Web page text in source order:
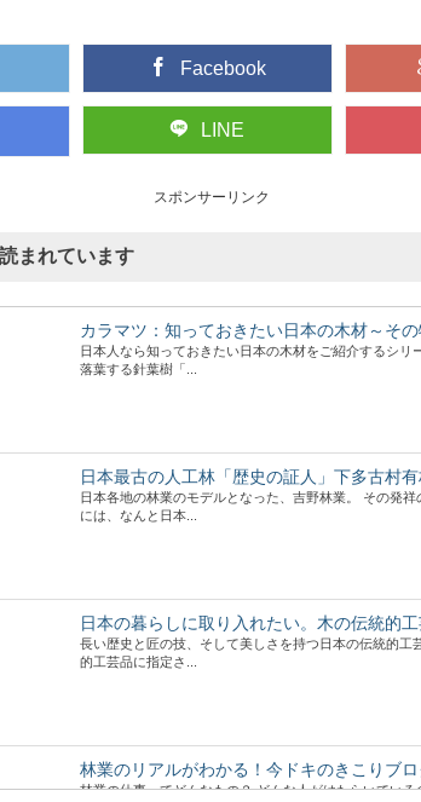
Facebook
LINE
スポンサーリンク
まれています
カラマツ：知っておきたい日本の木材～そ
日本人なら知っておきたい日本の木材をご紹介するシリ
落葉する針葉樹「...
日本最古の人工林「歴史の証人」下多古村有
日本各地の林業のモデルとなった、吉野林業。 その発
には、なんと日本...
日本の暮らしに取り入れたい。木の伝統的
長い歴史と匠の技、そして美しさを持つ日本の伝統的工
的工芸品に指定さ...
林業のリアルがわかる！今ドキのきこりブ
林業の仕事ってどんなもの？ どんな人がはたらいてい